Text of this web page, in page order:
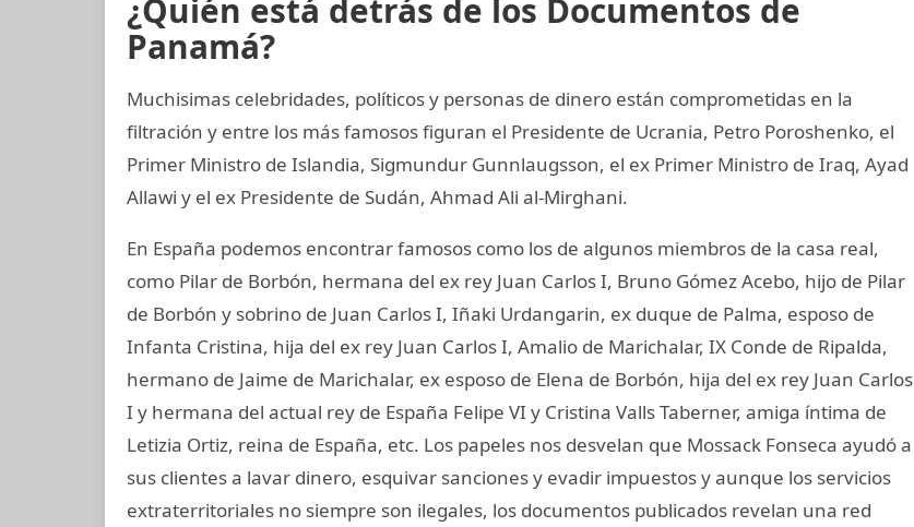
¿Quién está detrás de los Documentos de
Panamá?
Muchisimas celebridades, políticos y personas de dinero están comprometidas en la
filtración y entre los más famosos figuran el Presidente de Ucrania, Petro Poroshenko, el
Primer Ministro de Islandia, Sigmundur Gunnlaugsson, el ex Primer Ministro de Iraq, Ayad
Allawi y el ex Presidente de Sudán, Ahmad Ali al-Mirghani.
En España podemos encontrar famosos como los de algunos miembros de la casa real,
como Pilar de Borbón, hermana del ex rey Juan Carlos I, Bruno Gómez Acebo, hijo de Pilar
de Borbón y sobrino de Juan Carlos I, Iñaki Urdangarin, ex duque de Palma, esposo de
Infanta Cristina, hija del ex rey Juan Carlos I, Amalio de Marichalar, IX Conde de Ripalda,
hermano de Jaime de Marichalar, ex esposo de Elena de Borbón, hija del ex rey Juan Carlos
I y hermana del actual rey de España Felipe VI y Cristina Valls Taberner, amiga íntima de
Letizia Ortiz, reina de España, etc. Los papeles nos desvelan que Mossack Fonseca ayudó a
sus clientes a lavar dinero, esquivar sanciones y evadir impuestos y aunque los servicios
extraterritoriales no siempre son ilegales, los documentos publicados revelan una red